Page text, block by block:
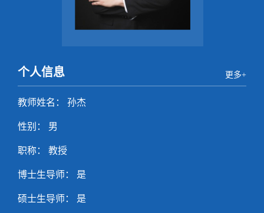
个人信息 更多+
教师姓名： 孙杰
性别： 男
职称： 教授
博士生导师： 是
硕士生导师： 是